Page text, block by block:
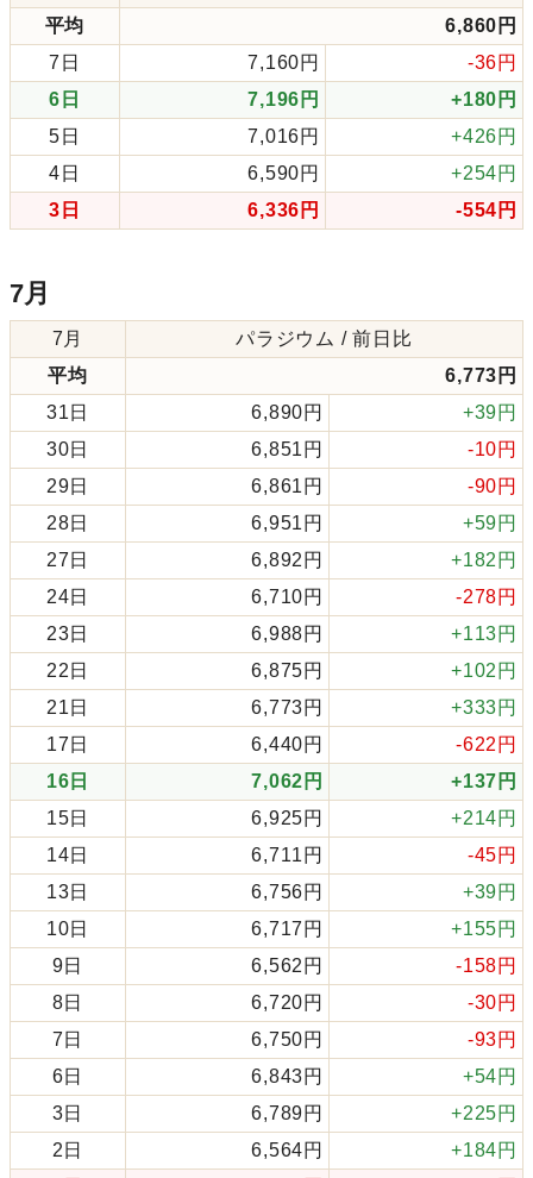
平均
6,860円
7日
7,160円
-36円
6日
7,196円
+180円
5日
7,016円
+426円
4日
6,590円
+254円
3日
6,336円 -554円
7月
7月
パラジウム / 前日比
平均
6,773円
31日
6,890円
+39円
30日
6,851円
-10円
29日
6,861円
-90円
28日
6,951円
+59円
27日
6,892円
+182円
24日
6,710円
-278円
23日
6,988円
+113円
22日
6,875円
+102円
21日
6,773円
+333円
17日
6,440円
-622円
16日
7,062円
+137円
15日
6,925円
+214円
14日
6,711円
-45円
13日
6,756円
+39円
10日
6,717円
+155円
9日
6,562円
-158円
8日
6,720円
-30円
7日
6,750円
-93円
6日
6,843円
+54円
3日
6,789円
+225円
2日
6,564円
+184円